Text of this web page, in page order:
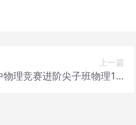
上一篇
理竞赛进阶尖子班物理1-9